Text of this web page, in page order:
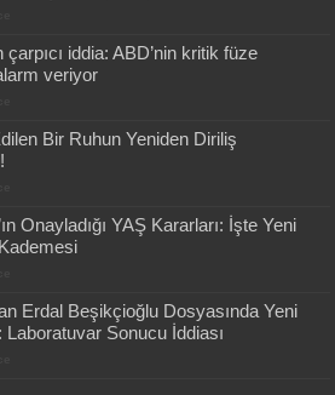
çarpıcı iddia: ABD’nin kritik füze
veriyor
Bir Ruhun Yeniden Diriliş
Onayladığı YAŞ Kararları: İşte Yeni
Erdal Beşikçioğlu Dosyasında Yeni
Laboratuvar Sonucu İddiası